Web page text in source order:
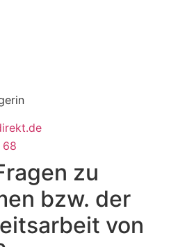
68
zu
bzw. der
von